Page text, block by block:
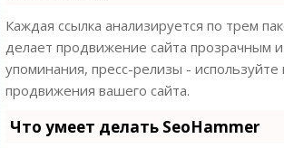
Каждая ссылка анализируется по трем
делает продвижение сайта прозрачным
упоминания, пресс-релизы -
продвижения вашего сайта.
Что умеет делать SeoHammer